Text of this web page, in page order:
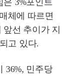
은 3%포인트
체에 따르면
선 추이가 지
고 있다.
36%, 민주당